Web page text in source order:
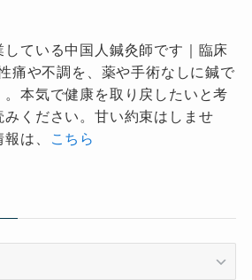
ている中国人鍼灸師です｜臨床
痛や不調を、薬や手術なしに鍼で
本気で健康を取り戻したいと考
みください。甘い約束はしませ
は、
こちら